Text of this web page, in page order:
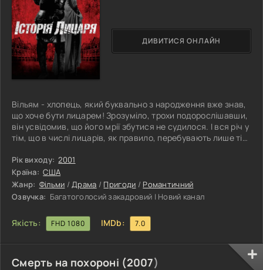
Вільям - хлопець, який буквально з народження вже знав,
що хоче бути лицарем! Зрозуміло, трохи подорослішавши,
він усвідомив, що його мрії збутися не судилося. І вся річ у
тім, що в числі лицарів, як правило, перебувають лише ті
жаль, він був простолюдином. І таким хлопцям, як Вільям,
навіть у турнірах брати участь можливості не
знаходилося. І, зрозуміло, про увагу з боку дівчат теж
мріяти не доводилося. Загалом упродовж довгого часу
головний
Рік виходу: 2001
Країна: США
Жанр: Фільми /Драма / Пригоди / Романтичний
Озвучка: Багатоголосий закадровий | Новий канал
Якість: FHD 1080 IMDb: 7.0
ДИВИТИСЯ ОНЛАЙН
Смерть на похороні (2007)